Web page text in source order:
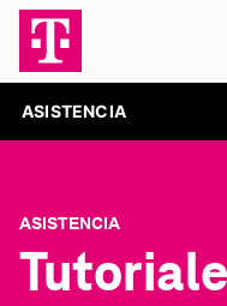
ASISTENCIA
ASISTENCIA